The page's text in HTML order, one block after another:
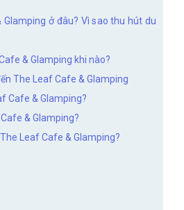
Glamping ở đâu? Vì sao thu hút du
& Glamping khi nào?
The Leaf Cafe & Glamping
Cafe & Glamping?
& Glamping?
Leaf Cafe & Glamping?